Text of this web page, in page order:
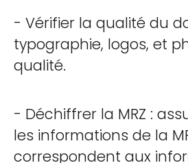
- Vérifier la qualité du
typographie, logos, et
qualité.
- Déchiffrer la MRZ :
les informations de la
correspondent aux